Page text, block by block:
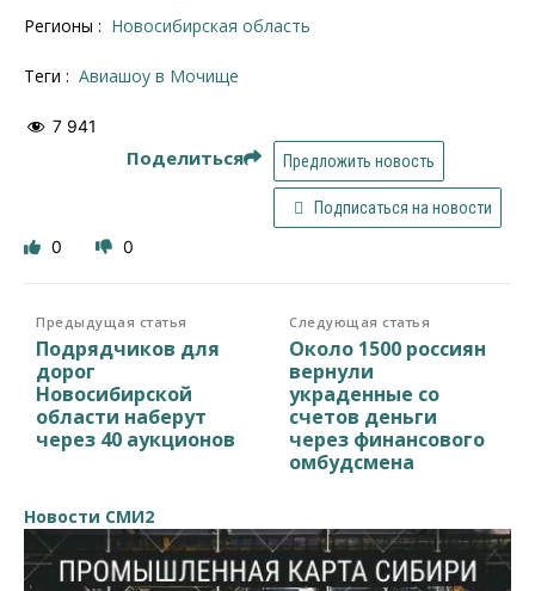
Регионы : Новосибирская область
Теги : авиашоу в Мочище
7 941
Поделиться Предложить новость
Подписаться на новости
0 0
Предыдущая статья
Подрядчиков для
дорог
Новосибирской
области наберут
через 40 аукционов
Следующая статья
Около 1500 россиян
вернули
украденные со
счетов деньги
через финансового
омбудсмена
Новости СМИ2